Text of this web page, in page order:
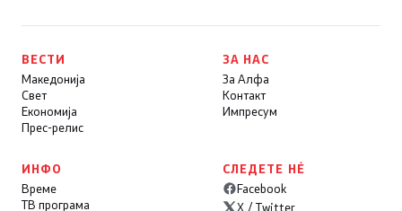
ВЕСТИ
Македонија
Свет
Економија
Прес-релис
ЗА НАС
За Алфа
Контакт
Импресум
ИНФО
Време
ТВ програма
СЛЕДЕТЕ НÉ
Facebook
X / Twitter